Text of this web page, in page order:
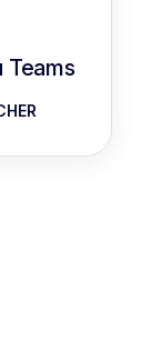
Teams